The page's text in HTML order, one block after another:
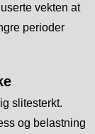
vekten at
perioder
slitesterkt.
og belastning